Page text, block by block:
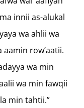
innii as-alukal
wa ahlii wa
row’aatii.
wa min
wa min fawqii
min tahtii.”